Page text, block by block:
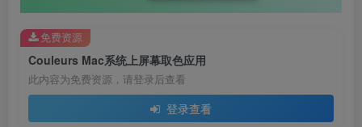
Couleurs Mac系统上屏幕取色应用
此内容为免费资源，请登录后查看
登录查看
免费资源